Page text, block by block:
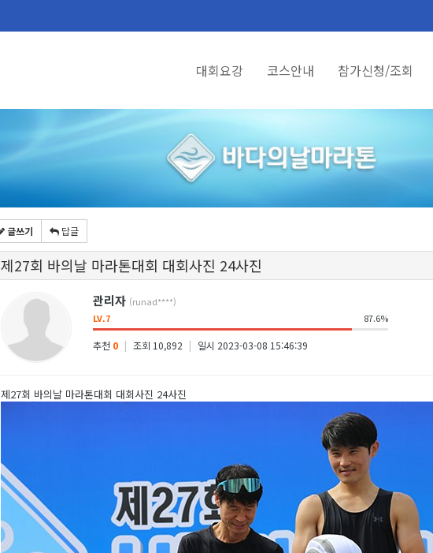
대회요강 코스안내 참가신청/조회
글쓰기 답글
제27회 바의날 마라톤대회 대회사진 24사진
관리자 (runad****)
LV.7
87.6%
추천 0 | 조회 10,892 | 일시 2023-03-08 15:46:39
제27회 바의날 마라톤대회 대회사진 24사진